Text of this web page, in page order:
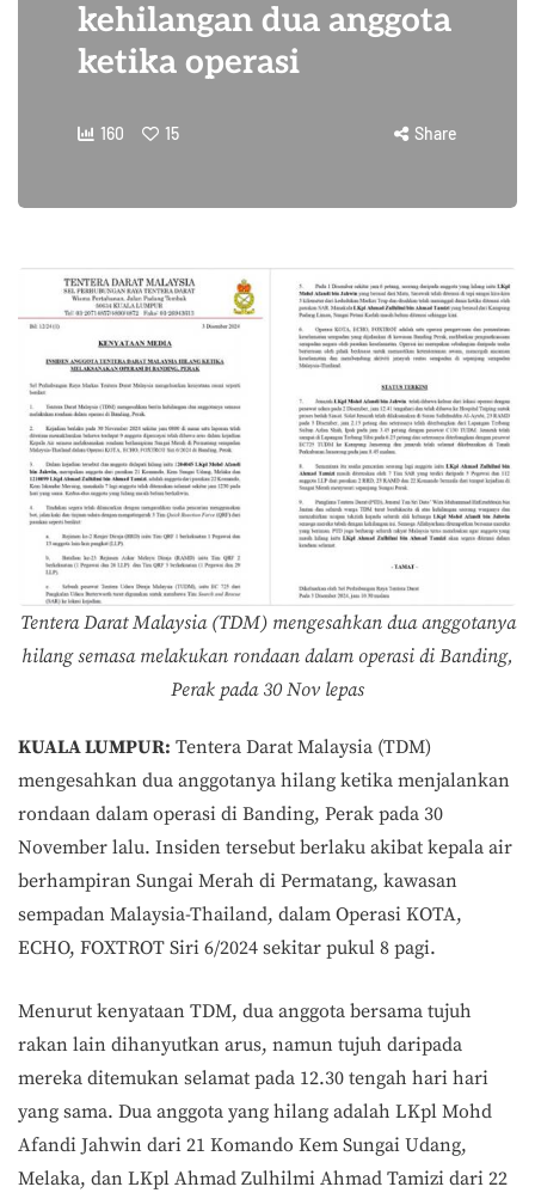
kehilangan dua anggota
ketika operasi
160 15 Share
Tentera Darat Malaysia (TDM) mengesahkan dua anggotanya
hilang semasa melakukan rondaan dalam operasi di Banding,
Perak pada 30 Nov lepas
KUALA LUMPUR: Tentera Darat Malaysia (TDM)
mengesahkan dua anggotanya hilang ketika menjalankan
rondaan dalam operasi di Banding, Perak pada 30
November lalu. Insiden tersebut berlaku akibat kepala air
berhampiran Sungai Merah di Permatang, kawasan
sempadan Malaysia-Thailand, dalam Operasi KOTA,
ECHO, FOXTROT Siri 6/2024 sekitar pukul 8 pagi.
Menurut kenyataan TDM, dua anggota bersama tujuh
rakan lain dihanyutkan arus, namun tujuh daripada
mereka ditemukan selamat pada 12.30 tengah hari hari
yang sama. Dua anggota yang hilang adalah LKpl Mohd
Afandi Jahwin dari 21 Komando Kem Sungai Udang,
Melaka, dan LKpl Ahmad Zulhilmi Ahmad Tamizi dari 22